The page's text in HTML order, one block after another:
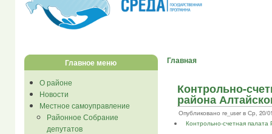
Главное меню
О районе
Новости
Местное самоуправление
Районное Собрание
депутатов
Главная
Контрольно-
района
Опубликовано re_user в Ср, 20/
Контрольно-счетная палата